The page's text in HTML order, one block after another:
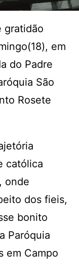
gratidão
em
do Padre
São
Rosete
católica
onde
dos fieis,
bonito
Paróquia
em Campo